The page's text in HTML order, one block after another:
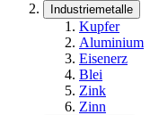
Industriemetalle
Kupfer
Aluminium
Eisenerz
Blei
Zink
Zinn